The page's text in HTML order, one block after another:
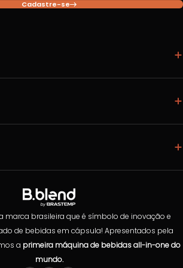
Cadastre-se
marca brasileira que é símbolo de inovação e
de bebidas em cápsula! Apresentados pela
a primeira máquina de bebidas all-in-one do
mundo.